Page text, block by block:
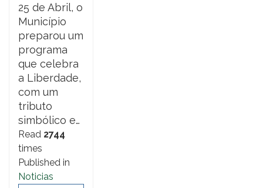
25 de Abril, o
Município
preparou um
programa
que celebra
a Liberdade,
com um
tributo
simbólico e…
Read 2744
times
Published in
Noticias